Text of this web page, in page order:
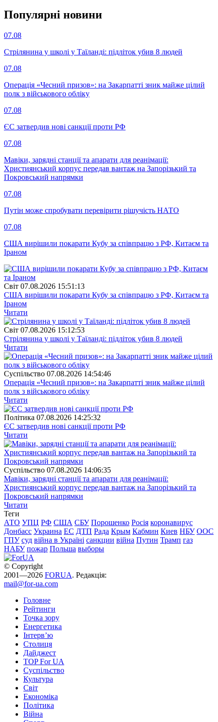
Популярнi новини
07.08
Стрілянина у школі у Таїланді: підліток убив 8 людей
07.08
Операція «Чесний призов»: на Закарпатті зник майже цілий
полк з військового обліку
07.08
ЄС затвердив нові санкції проти РФ
07.08
Мавіки, зарядні станції та апарати для реанімації:
Християнський корпус передав вантаж на Запорізький та
Покровський напрямки
07.08
Путін може спробувати перевірити рішучість НАТО
07.08
США вирішили покарати Кубу за співпрацю з РФ, Китаєм та
Іраном
Свiт 07.08.2026 15:51:13
США вирішили покарати Кубу за співпрацю з РФ, Китаєм та
Іраном
Читати
Свiт 07.08.2026 15:12:53
Стрілянина у школі у Таїланді: підліток убив 8 людей
Читати
Суспiльство 07.08.2026 14:54:46
Операція «Чесний призов»: на Закарпатті зник майже цілий
полк з військового обліку
Читати
Полiтика 07.08.2026 14:25:32
ЄС затвердив нові санкції проти РФ
Читати
Суспiльство 07.08.2026 14:06:35
Мавіки, зарядні станції та апарати для реанімації:
Християнський корпус передав вантаж на Запорізький та
Покровський напрямки
Читати
Теги
АТО УПЦ РФ США СБУ Порошенко Росія коронавирус
Донбасс Украина ЕС ДТП Рада Крым Кабмин Киев НБУ ООС
ГПУ суд війна в Україні санкции війна Путин Трамп газ
НАБУ пожар Польша выборы
© Copyright
2001—2026 FORUA. Редакція:
mail@for-ua.com
Головне
Рейтинги
Точка зору
Енергетика
Інтерв’ю
Столиця
Дайджест
TOP For UA
Суспiльство
Культура
Світ
Економіка
Політика
Війна